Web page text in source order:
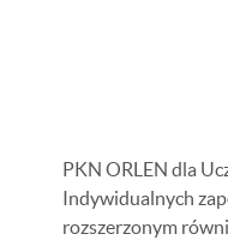
PKN ORLEN dla
Indywidualnych
rozszerzonym